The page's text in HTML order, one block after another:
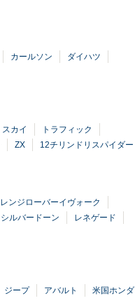
カールソン
ダイハツ
スカイ
トラフィック
ZX 12チリンドリスパイダー
レンジローバーイヴォーク
シルバードーン
レネゲード
ジープ アバルト 米国ホンダ